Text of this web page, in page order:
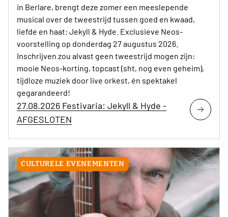
in Berlare, brengt deze zomer een meeslepende
musical over de tweestrijd tussen goed en kwaad,
liefde en haat: Jekyll & Hyde. Exclusieve Neos-
voorstelling op donderdag 27 augustus 2026.
Inschrijven zou alvast geen tweestrijd mogen zijn:
mooie Neos-korting, topcast (sht, nog even geheim),
tijdloze muziek door live orkest, én spektakel
gegarandeerd!
27.08.2026 Festivaria: Jekyll & Hyde -
AFGESLOTEN
CULTURELE EVENEMENTEN